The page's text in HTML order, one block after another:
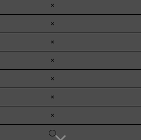
×
×
×
×
×
×
×
◯